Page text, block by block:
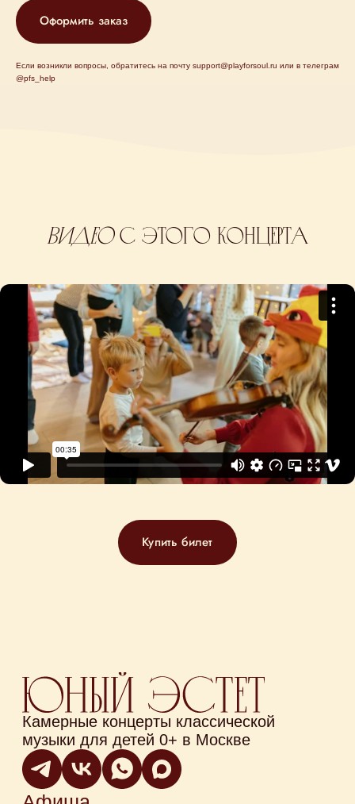
Оформить заказ
Если возникли вопросы, обратитесь на почту support@playforsoul.ru или в телеграм
@pfs_help
Видеос этого концерта
Купить билет